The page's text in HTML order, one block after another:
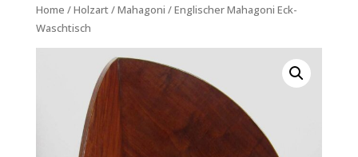
Home /Holzart/Mahagoni / Englischer Mahagoni Eck-
Waschtisch